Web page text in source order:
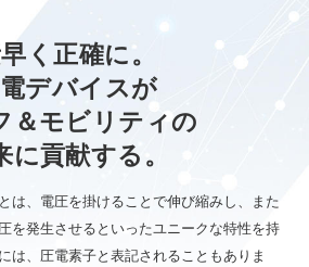
く正確に。
デバイスが
＆モビリティの
に貢献する。
は、電圧を掛けることで伸び縮みし、
また
を発生させると いったユニークな特性を持
は、圧電素子と表記されることもありま